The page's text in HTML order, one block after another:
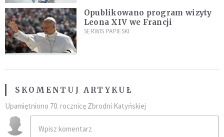
Opublikowano program wizyty
Leona XIV we Francji
SERWIS PAPIESKI
SKOMENTUJ ARTYKUŁ
Upamiętniono 70. rocznicę Zbrodni Katyńskiej